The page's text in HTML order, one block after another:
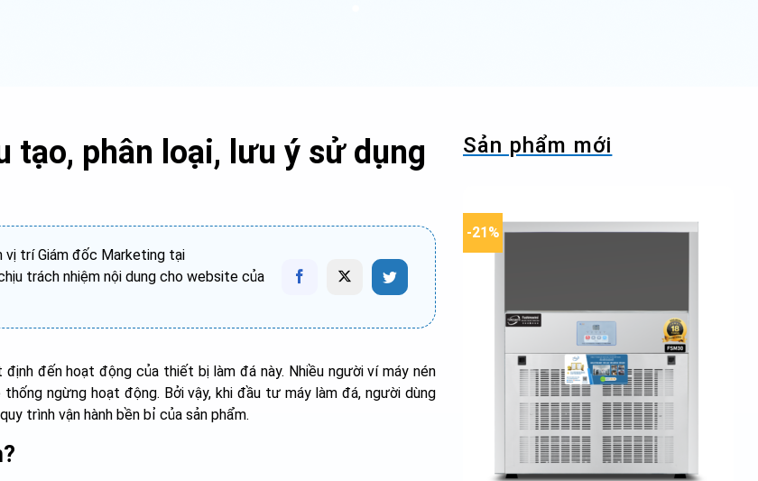
tạo, phân loại, lưu ý sử dụng
vị trí Giám đốc Marketing tại
trách nhiệm nội dung cho website của
đến hoạt động của thiết bị làm đá này. Nhiều người ví máy nén
ngừng hoạt động. Bởi vậy, khi đầu tư máy làm đá, người dùng
trình vận hành bền bỉ của sản phẩm.
Sản phẩm mới
-21%